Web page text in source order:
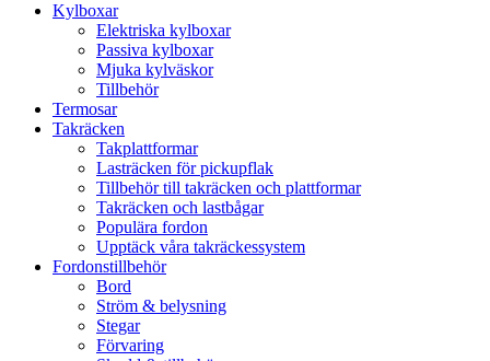
Kylboxar
Elektriska kylboxar
Passiva kylboxar
Mjuka kylväskor
Tillbehör
Termosar
Takräcken
Takplattformar
Lasträcken för pickupflak
Tillbehör till takräcken och plattformar
Takräcken och lastbågar
Populära fordon
Upptäck våra takräckessystem
Fordonstillbehör
Bord
Ström & belysning
Stegar
Förvaring